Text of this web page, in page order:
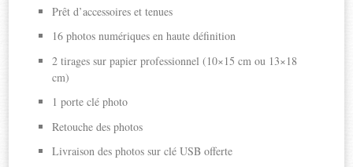
Prêt d’accessoires et tenues
16 photos numériques en haute définition
2 tirages sur papier professionnel (10×15 cm ou 13×18
cm)
1 porte clé photo
Retouche des photos
Livraison des photos sur clé USB offerte